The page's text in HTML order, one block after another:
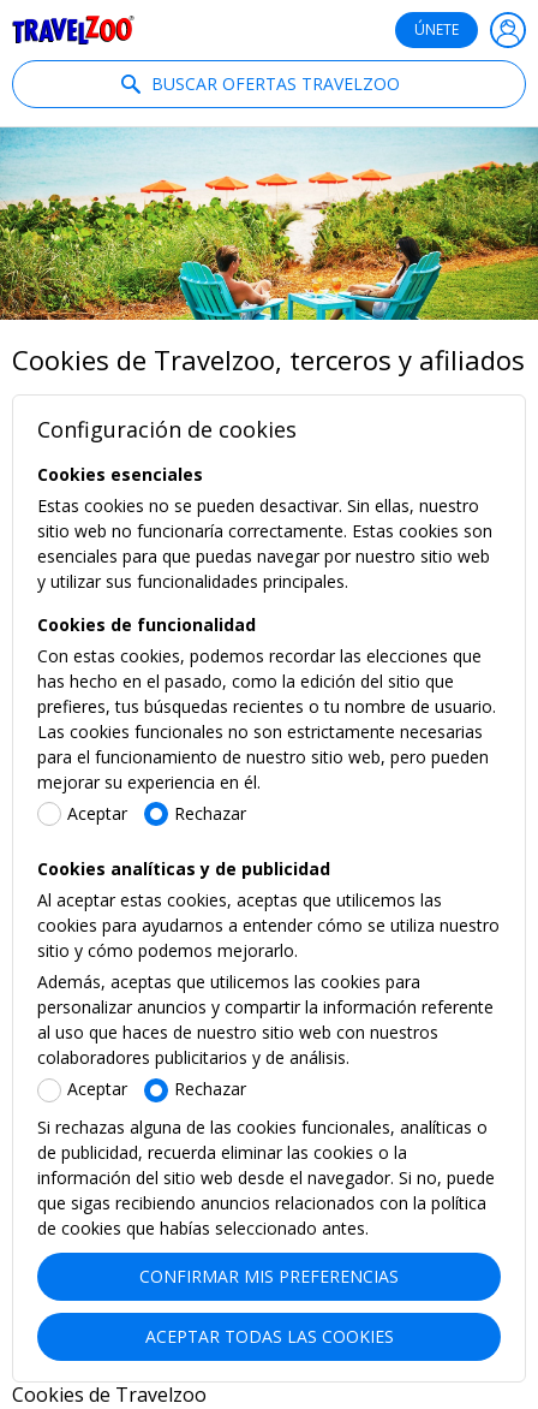
ÚNETE
BUSCAR OFERTAS TRAVELZOO
Cookies de Travelzoo, terceros y afiliados
Configuración de cookies
Cookies esenciales
Estas cookies no se pueden desactivar. Sin ellas, nuestro
sitio web no funcionaría correctamente. Estas cookies son
esenciales para que puedas navegar por nuestro sitio web
y utilizar sus funcionalidades principales.
Cookies de funcionalidad
Con estas cookies, podemos recordar las elecciones que
has hecho en el pasado, como la edición del sitio que
prefieres, tus búsquedas recientes o tu nombre de usuario.
Las cookies funcionales no son estrictamente necesarias
para el funcionamiento de nuestro sitio web, pero pueden
mejorar su experiencia en él.
Aceptar
Rechazar
Cookies analíticas y de publicidad
Al aceptar estas cookies, aceptas que utilicemos las
cookies para ayudarnos a entender cómo se utiliza nuestro
sitio y cómo podemos mejorarlo.
Además, aceptas que utilicemos las cookies para
personalizar anuncios y compartir la información referente
al uso que haces de nuestro sitio web con nuestros
colaboradores publicitarios y de análisis.
Aceptar
Rechazar
Si rechazas alguna de las cookies funcionales, analíticas o
de publicidad, recuerda eliminar las cookies o la
información del sitio web desde el navegador. Si no, puede
que sigas recibiendo anuncios relacionados con la política
de cookies que habías seleccionado antes.
CONFIRMAR MIS PREFERENCIAS
ACEPTAR TODAS LAS COOKIES
Cookies de Travelzoo